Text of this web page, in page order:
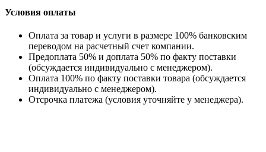
Условия оплаты
Оплата за товар и услуги в размере 100% банковским
переводом на расчетный счет компании.
Предоплата 50% и доплата 50% по факту поставки
(обсуждается индивидуально с менеджером).
Оплата 100% по факту поставки товара (обсуждается
индивидуально с менеджером).
Отсрочка платежа (условия уточняйте у менеджера).